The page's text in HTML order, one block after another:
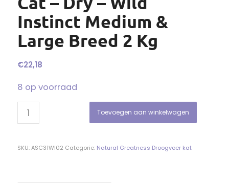
Instinct Medium &
Large Breed 2 Kg
€22,18
8 op voorraad
Toevoegen aan winkelwagen
SKU:ASC31WI02 Categorie: Natural Greatness Droogvoer kat